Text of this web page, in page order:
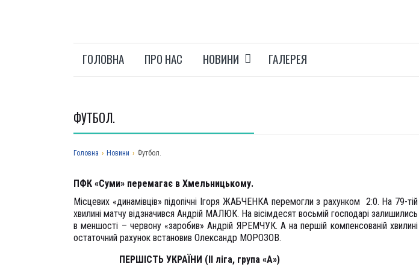
ГОЛОВНА ПРО НАС НОВИНИ ГАЛЕРЕЯ
ФУТБОЛ.
Головна › Новини › Футбол.
ПФК «Суми» перемагає в Хмельницькому.
Місцевих «динамівців» підопічні Ігоря ЖАБЧЕНКА перемогли з рахунком 2:0. На 79-тій
хвилині матчу відзначився Андрій МАЛЮК. На вісімдесят восьмій господарі залишились
в меншості – червону «заробив» Андрій ЯРЕМЧУК. А на першій компенсованій хвилині
остаточний рахунок встановив Олександр МОРОЗОВ.
ПЕРШІСТЬ УКРАЇНИ (ІІ ліга, група «А»)